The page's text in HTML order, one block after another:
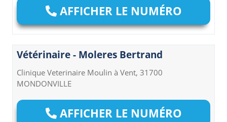
AFFICHER LE NUMÉRO
Vétérinaire - Moleres Bertrand
Clinique Veterinaire Moulin à Vent, 31700
MONDONVILLE
AFFICHER LE NUMÉRO